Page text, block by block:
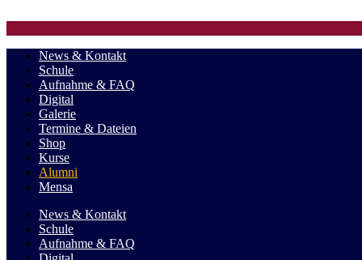
News & Kontakt
Schule
Aufnahme & FAQ
Digital
Galerie
Termine & Dateien
Shop
Kurse
Alumni
Mensa
News & Kontakt
Schule
Aufnahme & FAQ